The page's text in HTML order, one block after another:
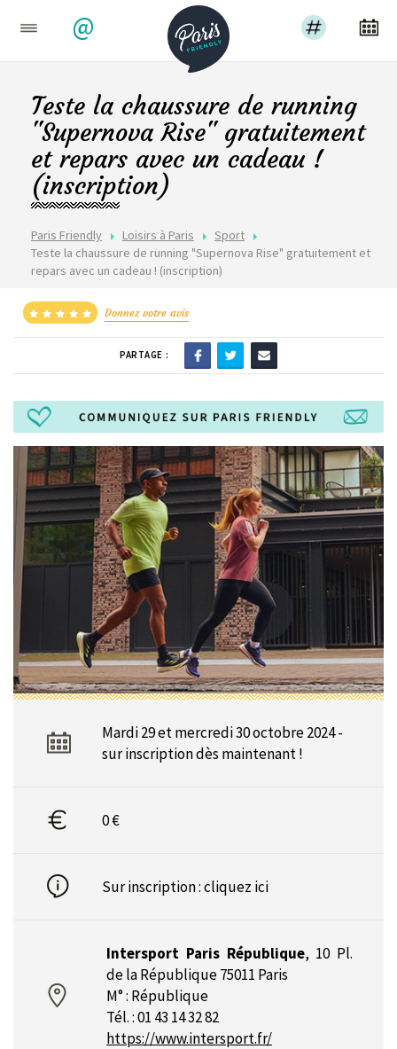
@
Paris Friendly Loisirs à Paris
Sport
Teste la chaussure de running "Supernova Rise" gratuitement et
repars avec un cadeau ! (inscription)
Teste la chaussure de running
"Supernova Rise" gratuitement
et repars avec un cadeau !
(inscription)
Donnez votre avis
PARTAGE :
Mardi 29 et mercredi 30 octobre 2024 -
sur inscription dès maintenant !
0 €
Sur inscription :cliquez ici
Intersport Paris République, 10 Pl.
de la République 75011 Paris
M° : République
Tél. : 01 43 14 32 82
https://www.intersport.fr/